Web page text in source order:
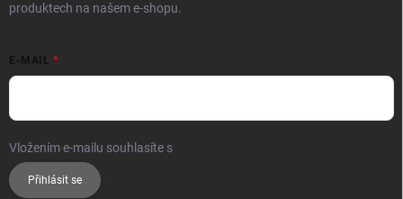
produktech na našem e-shopu.
E-MAIL
Vložením e-mailu souhlasíte s
Přihlásit se